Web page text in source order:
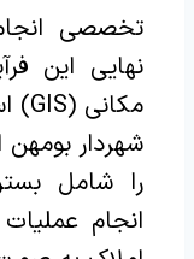
تخصصی
نهایی این
مکانی (GIS) است.
شهردار
را شامل
انجام